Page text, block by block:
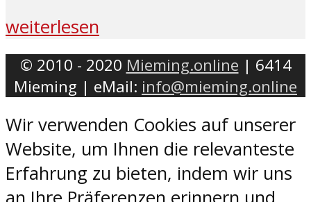
weiterlesen
© 2010 - 2020 Mieming.online | 6414
Mieming | eMail: info@mieming.online
Wir verwenden Cookies auf unserer
Website, um Ihnen die relevanteste
Erfahrung zu bieten, indem wir uns